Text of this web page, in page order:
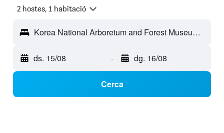
2 hostes, 1 habitació
Korea National Arboretum and Forest Museum - Pocheon, Corea del Sud
ds. 15/08 - dg. 16/08
Cerca